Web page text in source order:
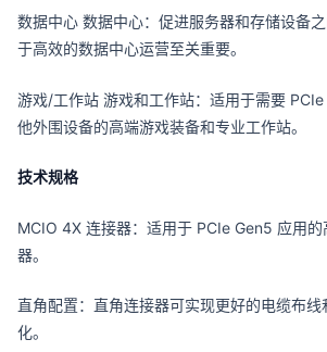
数据中心 数据中心：促进服务器和存储设备
于高效的数据中心运营至关重要。
游戏/工作站 游戏和工作站：适用于需要
他外围设备的高端游戏装备和专业工作站。
技术规格
MCIO 4X 连接器：适用于 PCIe Gen5 应用
器。
直角配置：直角连接器可实现更好的电缆布
化。